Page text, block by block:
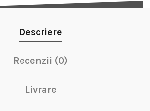
Descriere
Recenzii (0)
Livrare